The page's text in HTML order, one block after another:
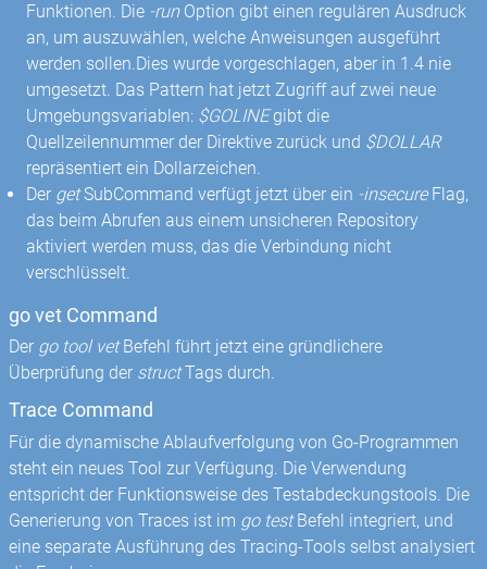
Funktionen. Die -runOption gibt einen regulären Ausdruck
an, um auszuwählen, welche Anweisungen ausgeführt
werden sollen.Dies wurde vorgeschlagen, aber in 1.4 nie
umgesetzt. Das Pattern hat jetzt Zugriff auf zwei neue
Umgebungsvariablen: $GOLINEgibt die
Quellzeilennummer der Direktive zurück und $DOLLAR
repräsentiert ein Dollarzeichen.
Der getSubCommand verfügt jetzt über ein -insecureFlag,
das beim Abrufen aus einem unsicheren Repository
aktiviert werden muss, das die Verbindung nicht
verschlüsselt.
go vet Command
Der go tool vetBefehl führt jetzt eine gründlichere
Überprüfung der structTags durch.
Trace Command
Für die dynamische Ablaufverfolgung von Go-Programmen
steht ein neues Tool zur Verfügung. Die Verwendung
entspricht der Funktionsweise des Testabdeckungstools. Die
Generierung von Traces ist im go testBefehl integriert, und
eine separate Ausführung des Tracing-Tools selbst analysiert